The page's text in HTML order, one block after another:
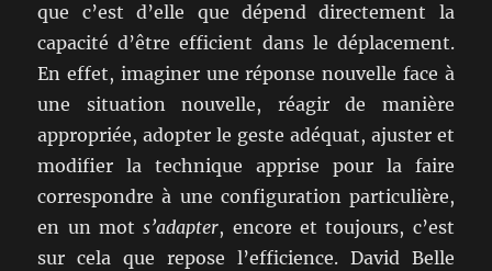
que c’est d’elle que dépend directement la
capacité d’être efficient dans le déplacement.
En effet, imaginer une réponse nouvelle face à
une situation nouvelle, réagir de manière
appropriée, adopter le geste adéquat, ajuster et
modifier la technique apprise pour la faire
correspondre à une configuration particulière,
en un mots’adapter, encore et toujours, c’est
sur cela que repose l’efficience. David Belle